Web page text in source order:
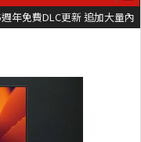
年免費DLC更新 追加大量內